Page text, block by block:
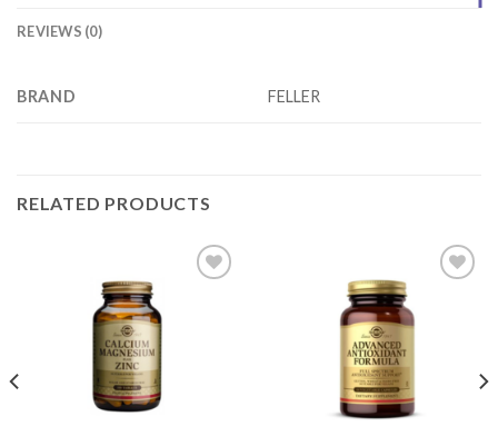
REVIEWS (0)
BRAND FELLER
RELATED PRODUCTS